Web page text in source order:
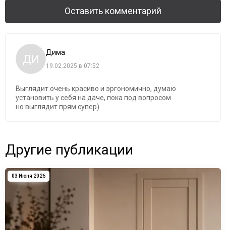
ДИ Дима
19.02.2025 в 07:52
Выглядит очень красиво и эргономично, думаю
установить у себя на даче, пока под вопросом
но выглядит прям супер)
Оставить комментарий
Другие публикации
03 Июня 2026